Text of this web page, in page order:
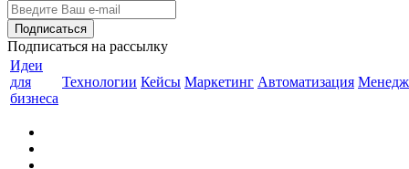
Подписаться на рассылку
Идеи
для
бизнеса
Технологии Кейсы Маркетинг Автоматизация